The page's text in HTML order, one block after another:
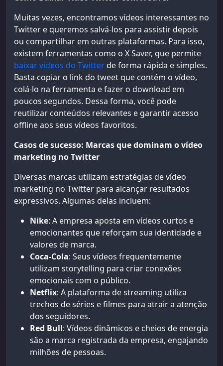
Muitas vezes, encontramos vídeos interessantes no
Twitter e queremos salvá-los para assistir depois
ou compartilhar em outras plataformas. Para isso,
existem ferramentas como o X Saver, que permite
baixar vídeos do Twitter de forma rápida e simples.
Basta copiar o link do tweet que contém o vídeo,
colá-lo na ferramenta e fazer o download em
poucos segundos. Dessa forma, você pode
reutilizar conteúdos relevantes e garantir acesso
offline aos seus vídeos favoritos.
Casos de sucesso: Marcas que dominam o vídeo
marketing no Twitter
Diversas marcas utilizam estratégias de vídeo
marketing no Twitter para alcançar resultados
expressivos. Algumas delas incluem:
Nike: A empresa aposta em vídeos curtos e
emocionantes que reforçam sua identidade e
valores de marca.
Coca-Cola: Seus vídeos frequentemente
utilizam storytelling para criar conexões
emocionais com o público.
Netflix: A plataforma de streaming utiliza
trechos de séries e filmes para atrair a atenção
dos seguidores.
Red Bull: Vídeos dinâmicos e cheios de energia
são a marca registrada da empresa, engajando
milhões de pessoas.